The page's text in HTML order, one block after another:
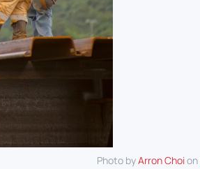
Photo byArron Choion